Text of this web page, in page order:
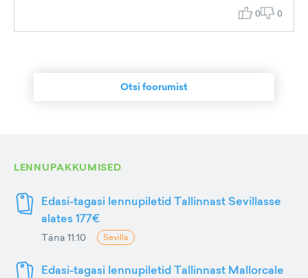
0 0
Otsi foorumist
LENNUPAKKUMISED
Edasi-tagasi lennupiletid Tallinnast Sevillasse
alates 177€
Täna 11:10 Sevilla
Edasi-tagasi lennupiletid Tallinnast Mallorcale